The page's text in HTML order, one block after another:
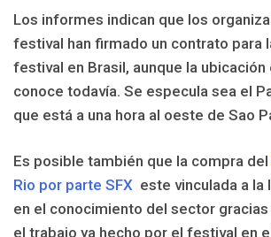
Los informes indican que los
festival han firmado un contrato para
festival en Brasil, aunque la ubicación
conoce todavía. Se especula sea el
que está a una hora al oeste de Sao
Es posible también que la compra del
Rio por parte SFX este vinculada a la
en el conocimiento del sector
el trabajo ya hecho por el festival en